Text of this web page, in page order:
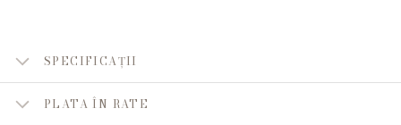
SPECIFICAȚII
PLATA ÎN RATE